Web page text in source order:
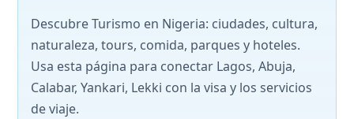
Descubre Turismo en Nigeria: ciudades, cultura,
naturaleza, tours, comida, parques y hoteles.
Usa esta página para conectar Lagos, Abuja,
Calabar, Yankari, Lekki con la visa y los servicios
de viaje.